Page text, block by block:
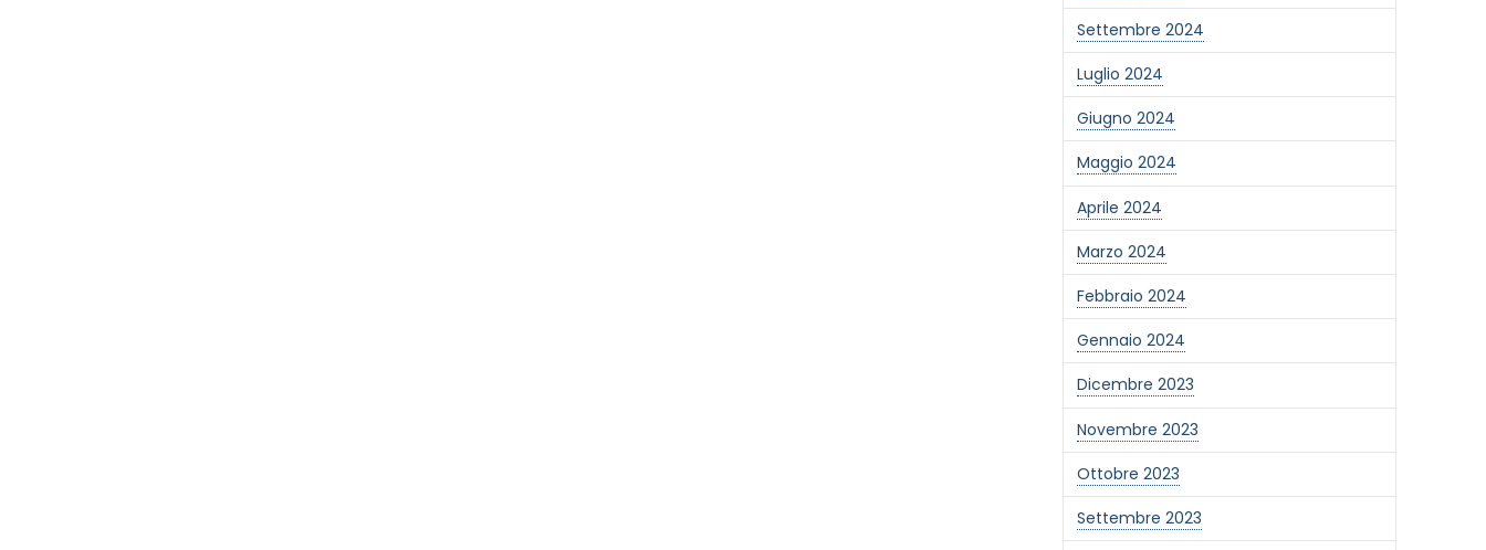
Settembre 2024
Luglio 2024
Giugno 2024
Maggio 2024
Aprile 2024
Marzo 2024
Febbraio 2024
Gennaio 2024
Dicembre 2023
Novembre 2023
Ottobre 2023
Settembre 2023